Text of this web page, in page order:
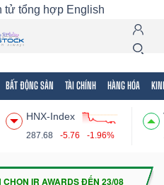
tử tổng hợp English
BẤT ĐỘNG SẢN TÀI CHÍNH HÀNG HÓA
HNX-Index
287.68 -5.76 -1.96%
Mã chứng khoán